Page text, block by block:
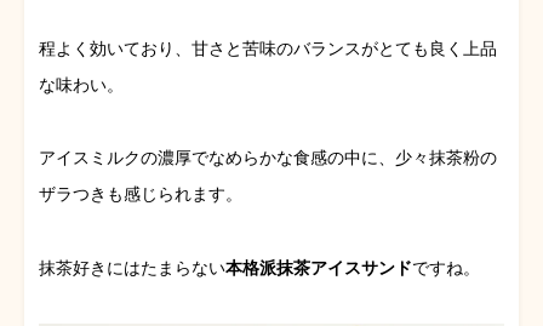
程よく効いており、甘さと苦味のバランスがとても良く上品
な味わい。
アイスミルクの濃厚でなめらかな食感の中に、少々抹茶粉の
ザラつきも感じられます。
抹茶好きにはたまらない本格派抹茶アイスサンドですね。